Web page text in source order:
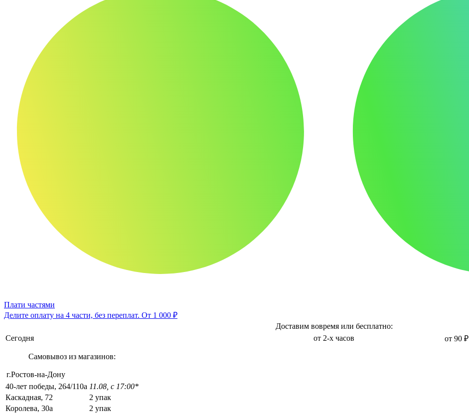
Плати частями
Делите оплату на 4 части, без переплат. От 1 000 ₽
Доставим вовремя или бесплатно:
Сегодня
от 2-х часов от 90 ₽
Самовывоз из магазинов:
г.Ростов-на-Дону
40-лет победы, 264/110а 11.08, с 17:00*
Каскадная, 72
2 упак
Королева, 30а
2 упак